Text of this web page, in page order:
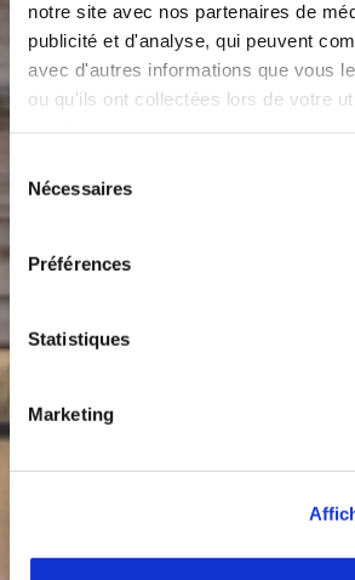
notre site avec nos partenaires de
publicité et d'analyse, qui peuvent
avec d'autres informations que vous
ou qu'ils ont collectées lors de votre
du
consentement
Nécessaires
Préférences
Statistiques
Marketing